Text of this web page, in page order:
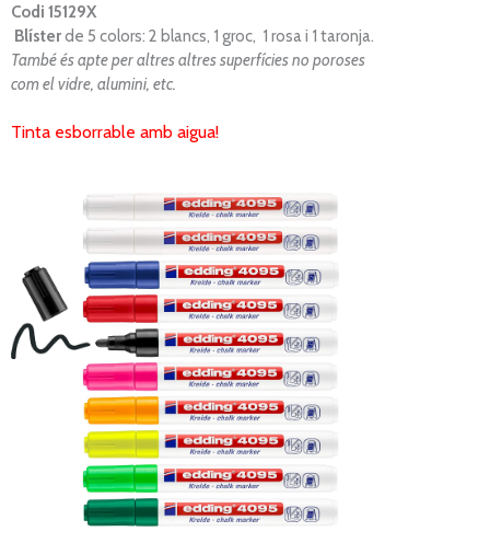
Codi 15129X
Blísterde 5 colors: 2 blancs, 1 groc, 1 rosa i 1 taronja.
També és apte per altres altres superfícies no poroses
com el vidre, alumini, etc.
Tinta esborrable amb aigua!